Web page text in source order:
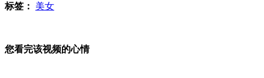
个人信息被泄露 考生频遭骚扰
标签：
美女
您看完该视频的心情